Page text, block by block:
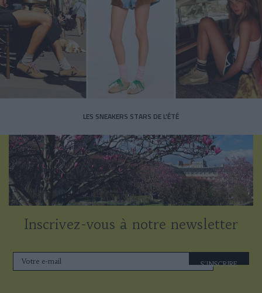
LES SNEAKERS STARS DE L’ÉTÉ
Inscrivez-vous à notre newsletter
S'INSCRIRE